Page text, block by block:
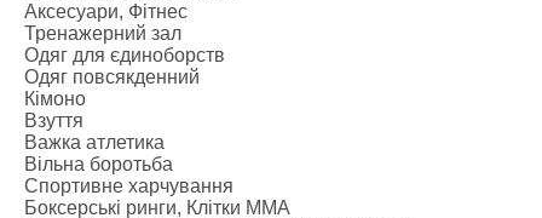
Аксесуари, Фітнес
Тренажерний зал
Одяг для єдиноборств
Одяг повсякденний
Кімоно
Взуття
Важка атлетика
Вільна боротьба
Спортивне харчування
Боксерські ринги, Клітки ММА